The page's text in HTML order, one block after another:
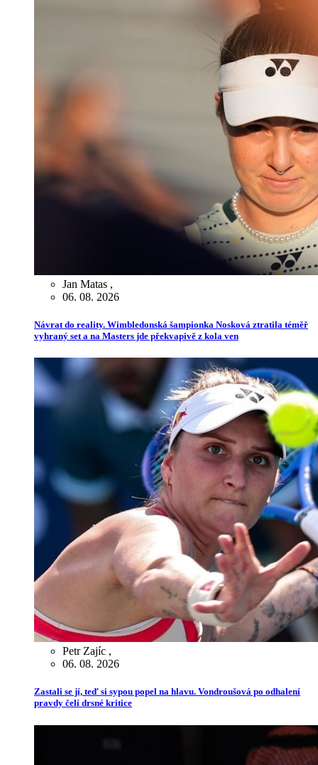
Jan Matas ,
06. 08. 2026
Návrat do reality. Wimbledonská šampionka Nosková ztratila téměř
vyhraný set a na Masters jde překvapivě z kola ven
Petr Zajíc ,
06. 08. 2026
Zastali se jí, teď si sypou popel na hlavu. Vondroušová po odhalení
pravdy čelí drsné kritice